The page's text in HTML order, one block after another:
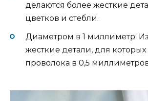
делаются более жесткие
цветков и стебли.
Диаметром в 1 миллиметр.
жесткие детали, для
проволока в 0,5